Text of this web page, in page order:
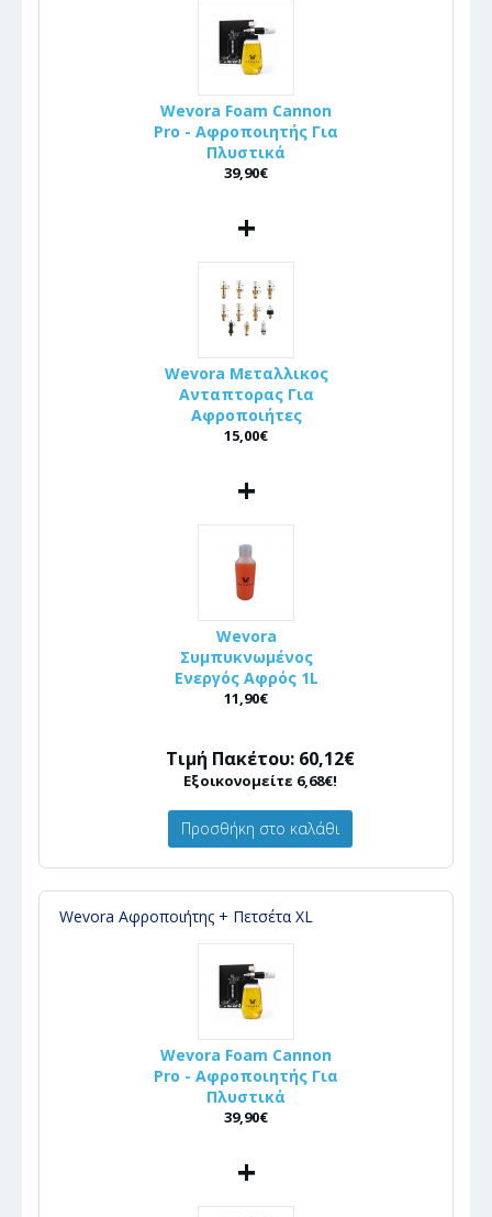
Wevora Foam Cannon
Pro - Αφροποιητής Για
Πλυστικά
39,90€
+
Wevora Μεταλλικος
Ανταπτορας Για
Αφροποιήτες
15,00€
+
Wevora
Συμπυκνωμένος
Ενεργός Αφρός 1L
11,90€
Τιμή Πακέτου: 60,12€
Εξοικονομείτε 6,68€!
Προσθήκη στο καλάθι
Wevora Αφροποιήτης + Πετσέτα XL
Wevora Foam Cannon
Pro - Αφροποιητής Για
Πλυστικά
39,90€
+